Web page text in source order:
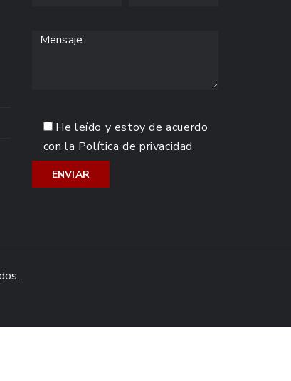
He leído y estoy de acuerdo
con la Política de privacidad